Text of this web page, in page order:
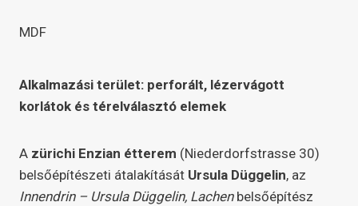
MDF
Alkalmazási terület: perforált, lézervágott
korlátok és térelválasztó elemek
A zürichi Enzian étterem (Niederdorfstrasse 30)
belsőépítészeti átalakítását Ursula Düggelin, az
Innendrin – Ursula Düggelin, Lachenbelsőépítész